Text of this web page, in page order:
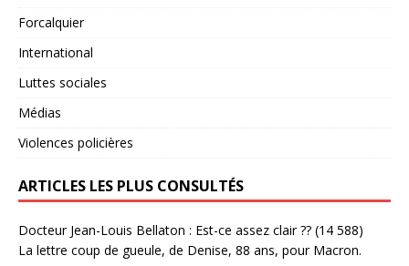
Forcalquier
International
Luttes sociales
Médias
Violences policières
ARTICLES LES PLUS CONSULTÉS
Docteur Jean-Louis Bellaton : Est-ce assez clair ?? (14 588)
La lettre coup de gueule, de Denise, 88 ans, pour Macron.